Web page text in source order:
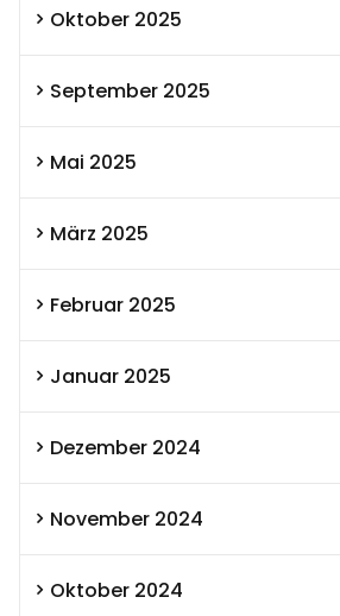
Oktober 2025
September 2025
Mai 2025
März 2025
Februar 2025
Januar 2025
Dezember 2024
November 2024
Oktober 2024